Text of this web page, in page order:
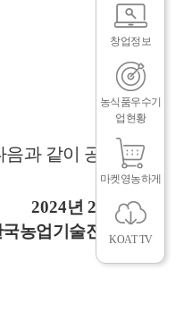
인
음과 같이 공고하
2024년2 월20일
국농업기술진흥원장
창업정보
농식품우수기
업현황
마켓영농하게
KOAT TV